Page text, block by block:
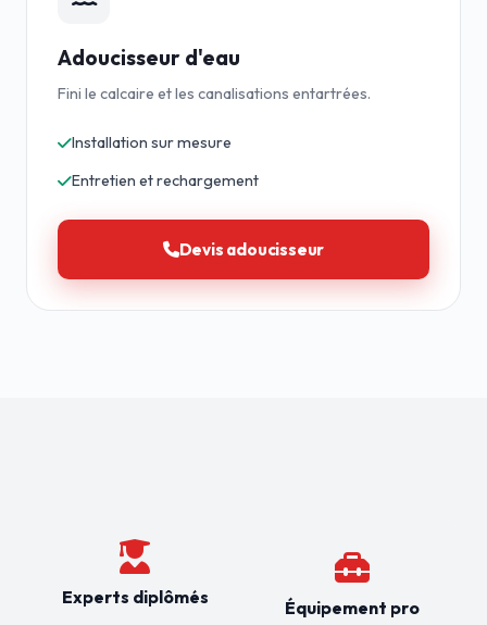
Adoucisseur d'eau
Fini le calcaire et les canalisations entartrées.
Installation sur mesure
Entretien et rechargement
Devis adoucisseur
Experts diplômés Équipement pro